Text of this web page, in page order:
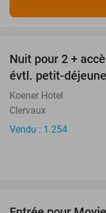
Nuit pour 2 +
évtl. petit-
Koener Hotel
Clervaux
Vendu : 1.254